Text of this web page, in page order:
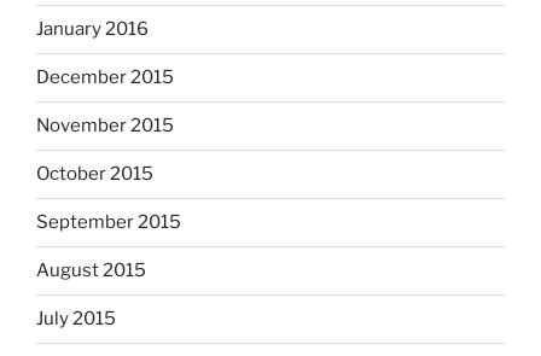
January 2016
December 2015
November 2015
October 2015
September 2015
August 2015
July 2015